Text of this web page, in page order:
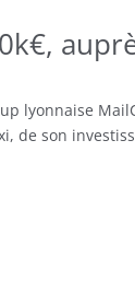
lyonnaise
de son